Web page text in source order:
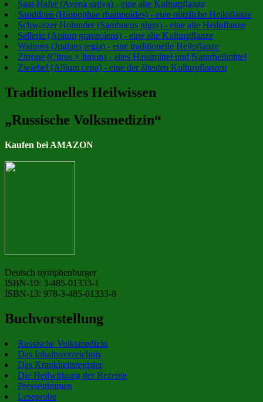
Saat-Hafer (Avena sativa) - eine alte Kulturpflanze
Sanddorn (Hippophae rhamnoides) - eine nützliche Heilpflanze
Schwarzer Holunder (Sambucus nigra) - eine alte Heilpflanze
Sellerie (Apium graveolens) - eine alte Kulturpflanze
Walnuss (Juglans regia) - eine traditionelle Heilpflanze
Zitrone (Citrus × limon) - altes Hausmittel und Naturheilmittel
Zwiebel (Allium cepa) - eine der ältesten Kulturpflanzen
Traditionelles Heilwissen
„Russische Volksmedizin“
Kaufen bei AMAZON
Deutsch nymphenburger
ISBN-10: 3-485-01333-1
ISBN-13: 978-3-485-01333-8
Buchvorstellung
Russische Volksmedizin
Das Inhaltsverzeichnis
Das Krankheitsregister
Die Heilwirkung der Rezepte
Pressestimmen
Leseprobe